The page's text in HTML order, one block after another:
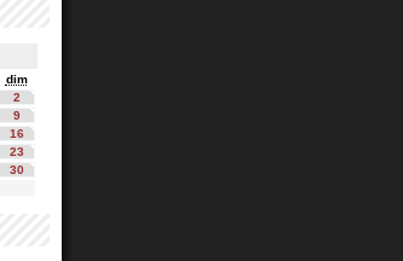
dim
2
9
16
23
30